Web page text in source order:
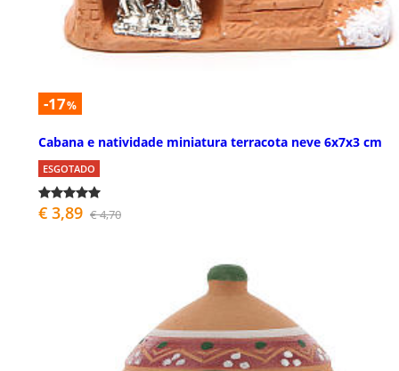
-17%
Cabana e natividade miniatura terracota neve 6x7x3 cm
ESGOTADO
€ 3,89 € 4,70